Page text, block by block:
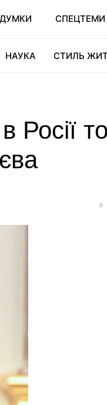
ДУМКИ СПЕЦТЕМИ
НАУКА СТИЛЬ
Росії